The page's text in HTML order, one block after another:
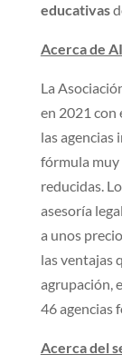
educativas
Acerca de
La
en 2021 con
las agencias
fórmula muy
reducidas.
asesoría
a unos
las ventajas
agrupación,
46 agencias
Acerca del